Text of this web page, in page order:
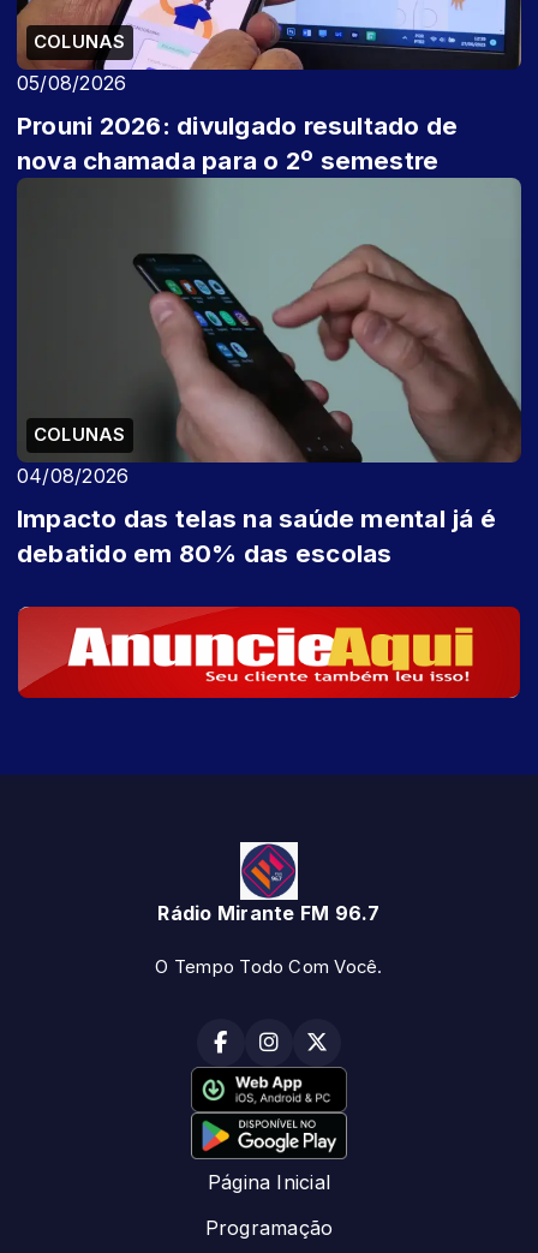
COLUNAS
05/08/2026
Prouni 2026: divulgado resultado de
nova chamada para o 2º semestre
COLUNAS
04/08/2026
Impacto das telas na saúde mental já é
debatido em 80% das escolas
Rádio Mirante FM 96.7
O Tempo Todo Com Você.
Página Inicial
Programação